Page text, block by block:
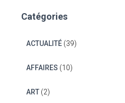
Catégories
ACTUALITÉ(39)
AFFAIRES (10)
ART(2)